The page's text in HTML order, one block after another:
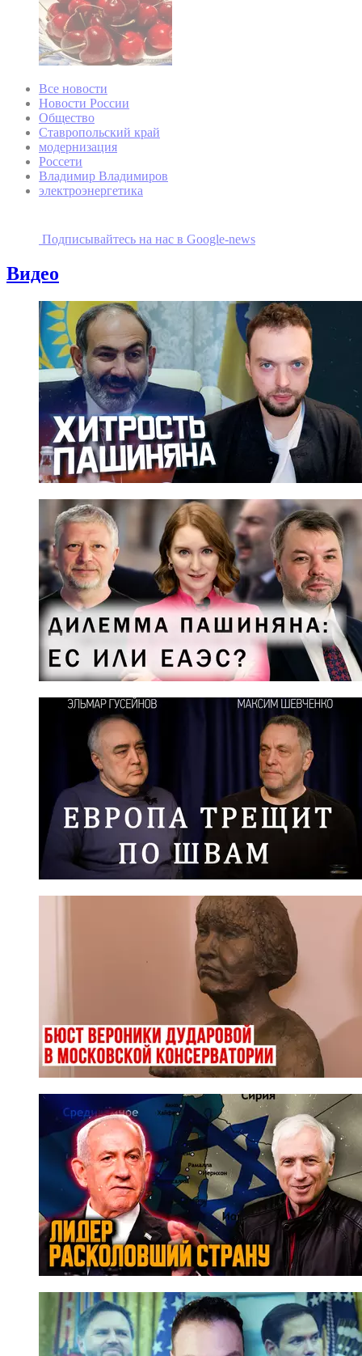
Все новости
Новости России
Общество
Ставропольский край
модернизация
Россети
Владимир Владимиров
электроэнергетика
Подписывайтесь на наc в Google-news
Видео